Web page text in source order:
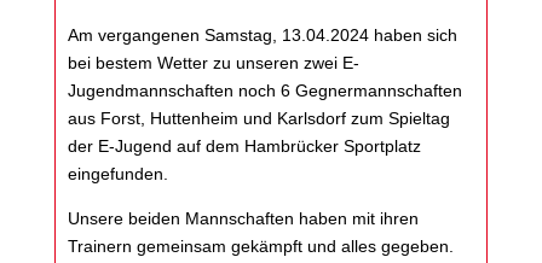
Am vergangenen Samstag, 13.04.2024 haben sich
bei bestem Wetter zu unseren zwei E-
Jugendmannschaften noch 6 Gegnermannschaften
aus Forst, Huttenheim und Karlsdorf zum Spieltag
der E-Jugend auf dem Hambrücker Sportplatz
eingefunden.
Unsere beiden Mannschaften haben mit ihren
Trainern gemeinsam gekämpft und alles gegeben.